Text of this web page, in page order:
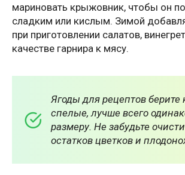
мариновать крыжовник, чтобы он
сладким или кислым. Зимой
при приготовлении салатов,
качестве гарнира к мясу.
Ягоды для рецептов берите
спелые, лучше всего
размеру. Не забудьте
остатков цветков и